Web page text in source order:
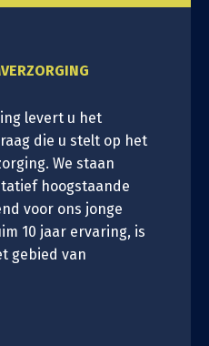
levert u het
die u stelt op het
We staan
hoogstaande
voor ons jonge
10 jaar ervaring, is
gebied van